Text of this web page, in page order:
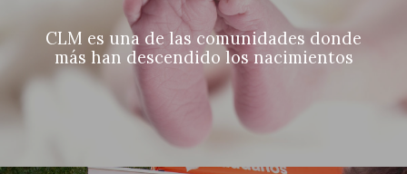
CLM es una de las comunidades donde
más han descendido los nacimientos